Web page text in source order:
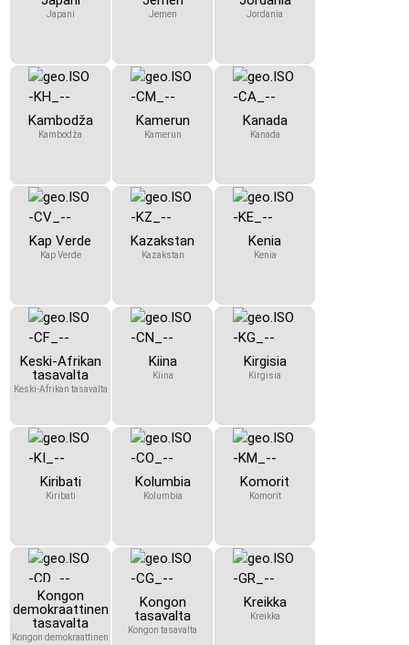
Japani Jemen Jordania
Kambodža
Kambodža
Kamerun
Kamerun
Kanada
Kanada
Kap Verde
Kap Verde
Kazakstan
Kazakstan
Kenia
Kenia
Keski-Afrikan
tasavalta
Keski-Afrikan tasavalta
Kiina
Kiina
Kirgisia
Kirgisia
Kiribati
Kiribati
Kolumbia
Kolumbia
Komorit
Komorit
Kongon
demokraattinen
tasavalta
Kongon demokraattinen
Kongon
tasavalta
Kongon tasavalta
Kreikka
Kreikka